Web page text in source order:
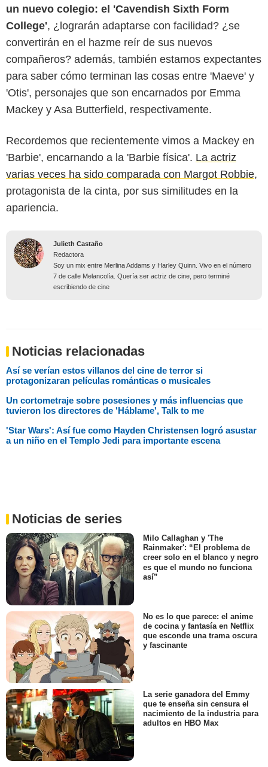
un nuevo colegio: el 'Cavendish Sixth Form
College', ¿lograrán adaptarse con facilidad? ¿se
convertirán en el hazme reír de sus nuevos
compañeros? además, también estamos expectantes
para saber cómo terminan las cosas entre 'Maeve' y
'Otis', personajes que son encarnados por Emma
Mackey y Asa Butterfield, respectivamente.
Recordemos que recientemente vimos a Mackey en
'Barbie', encarnando a la 'Barbie física'. La actriz
varias veces ha sido comparada con Margot Robbie,
protagonista de la cinta, por sus similitudes en la
apariencia.
Julieth Castaño
Redactora
Soy un mix entre Merlina Addams y Harley Quinn. Vivo en el número
7 de calle Melancolía. Quería ser actriz de cine, pero terminé
escribiendo de cine
Noticias relacionadas
Así se verían estos villanos del cine de terror si
protagonizaran películas románticas o musicales
Un cortometraje sobre posesiones y más influencias que
tuvieron los directores de 'Háblame', Talk to me
'Star Wars': Así fue como Hayden Christensen logró asustar
a un niño en el Templo Jedi para importante escena
Noticias de series
Milo Callaghan y 'The
Rainmaker': “El problema de
creer solo en el blanco y negro
es que el mundo no funciona
así”
No es lo que parece: el anime
de cocina y fantasía en Netflix
que esconde una trama oscura
y fascinante
La serie ganadora del Emmy
que te enseña sin censura el
nacimiento de la industria para
adultos en HBO Max